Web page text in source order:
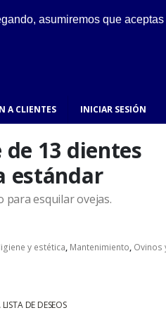
hola@fynsa.mx
A CLIENTES INICIAR SESIÓN
de 13 dientes
estándar
para esquilar ovejas.
y estética, Mantenimiento, Ovinos
DE DESEOS
asumiremos que